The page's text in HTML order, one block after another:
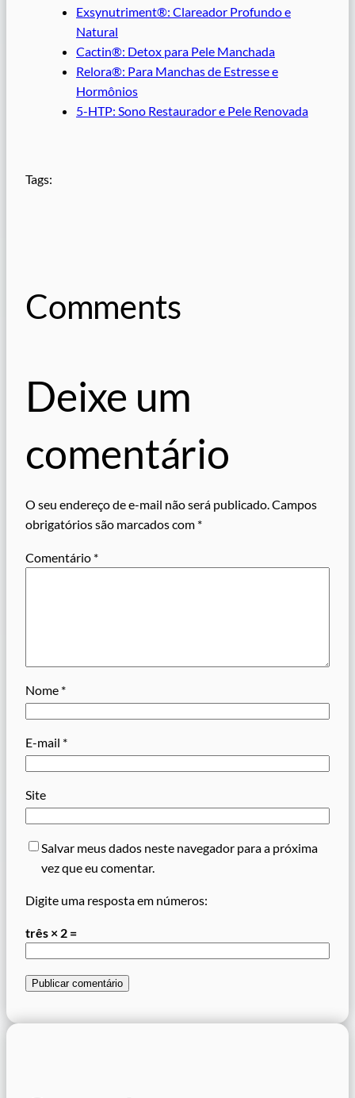
Exsynutriment®: Clareador Profundo e
Natural
Cactin®: Detox para Pele Manchada
Relora®: Para Manchas de Estresse e
Hormônios
5-HTP: Sono Restaurador e Pele Renovada
Tags:
Comments
Deixe um
comentário
O seu endereço de e-mail não será publicado.Campos
obrigatórios são marcados com *
Comentário *
Nome *
E-mail *
Site
Salvar meus dados neste navegador para a próxima
vez que eu comentar.
Digite uma resposta em números:
três × 2 =